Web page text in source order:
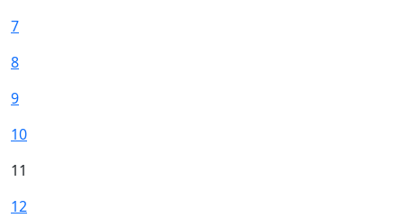
7
8
9
10
11
12